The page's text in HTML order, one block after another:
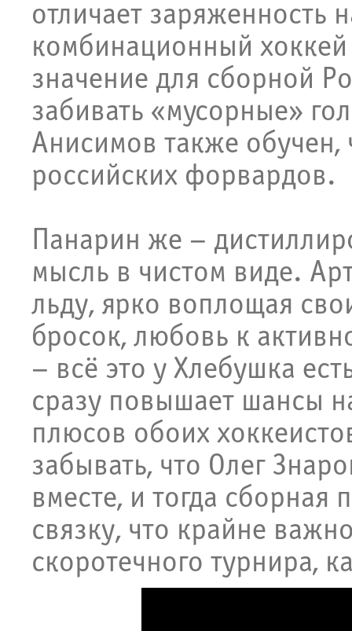
отличает заряженность
комбинационный
значение для сборной
забивать «мусорные»
Анисимов также обучен,
российских форвардов.
Панарин же –
мысль в чистом виде.
льду, ярко воплощая
бросок, любовь к
– всё это у Хлебушка
сразу повышает шансы
плюсов обоих
забывать, что Олег
вместе, и тогда сборная
связку, что крайне
скоротечного турнира,